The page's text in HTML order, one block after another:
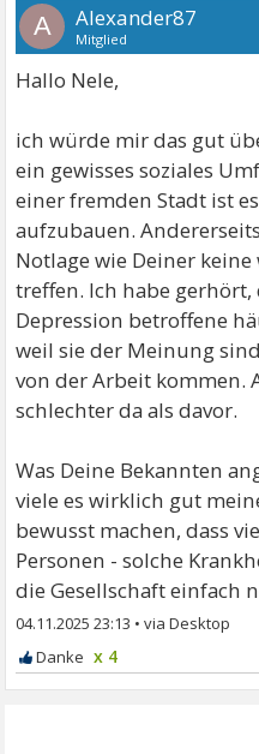
A Alexander87
Mitglied
Hallo Nele,
ich würde mir das gut
ein gewisses soziales
einer fremden Stadt ist
aufzubauen.
Notlage wie Deiner
treffen. Ich habe
Depression betroffene
weil sie der Meinung
von der Arbeit kommen.
schlechter da als davor.
Was Deine Bekannten
viele es wirklich gut
bewusst machen, dass
Personen - solche
die Gesellschaft einfach
04.11.2025 23:13 •
x 4